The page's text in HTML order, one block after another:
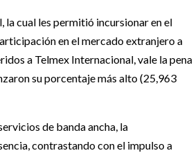
la cual les permitió incursionar en el
en el mercado extranjero a
a Telmex Internacional, vale la pena
su porcentaje más alto (25,963
de banda ancha, la
contrastando con el impulso a